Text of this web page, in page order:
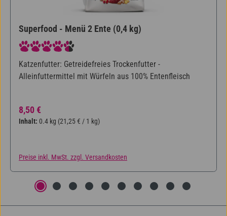
Superfood - Menü 2 Ente (0,4 kg)
Durchschnittliche Bewertung von 4.5 von 5 Sternen
Katzenfutter: Getreidefreies Trockenfutter -
Alleinfuttermittel mit Würfeln aus 100% Entenfleisch
Regulärer Preis:
8,50 €
Inhalt: 0.4 kg (21,25 € / 1 kg)
Preise inkl. MwSt. zzgl. Versandkosten